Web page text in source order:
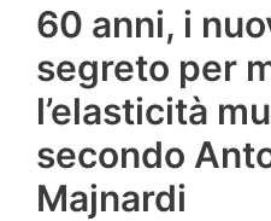
60 anni, i
segreto per
l’elasticità
secondo
Majnardi